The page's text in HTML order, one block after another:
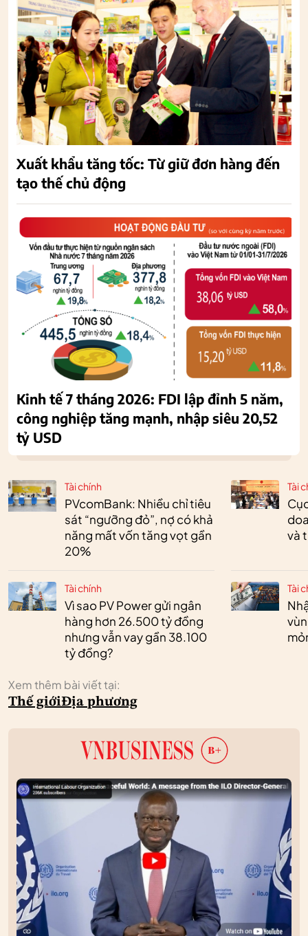
Tài chính
PVcomBank: Nhiều chỉ tiêu
sát “ngưỡng đỏ”, nợ có khả
năng mất vốn tăng vọt gần
20%
Tài chính
Vì sao PV Power gửi ngân
hàng hơn 26.500 tỷ đồng
nhưng vẫn vay gần 38.100
tỷ đồng?
Tài
và
Tài
Xem thêm bài viết tại:
Thế giớiĐịa phương
Xuất khẩu tăng tốc: Từ giữ đơn hàng đến
tạo thế chủ động
Kinh tế 7 tháng 2026: FDI lập đỉnh 5 năm,
công nghiệp tăng mạnh, nhập siêu 20,52
tỷ USD